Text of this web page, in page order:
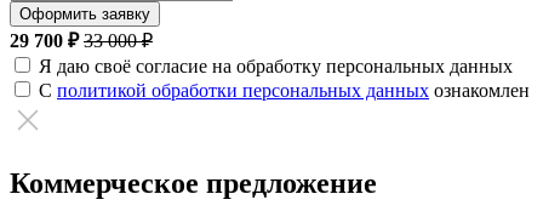
Оформить заявку
29 700 ₽ 33 000 ₽
Я даю своё согласие на обработку персональных данных
С политикой обработки персональных данных ознакомлен
Коммерческое предложение